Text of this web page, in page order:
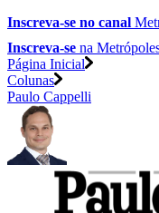
Inscreva-se no canal
Inscreva-se na
Página Inicial
Colunas
Paulo Cappelli